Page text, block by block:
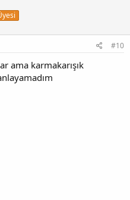
#10
ama karmakarışık